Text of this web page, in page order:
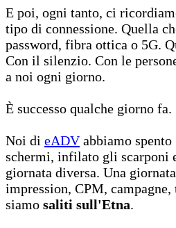
E poi, ogni tanto, ci
tipo di connessione. Quella
password, fibra ottica o 5G.
Con il silenzio. Con le
a noi ogni giorno.
È successo qualche giorno fa.
Noi di eADVabbiamo
schermi, infilato gli scarponi
giornata diversa. Una
impression, CPM,
siamo saliti sull'Etna.